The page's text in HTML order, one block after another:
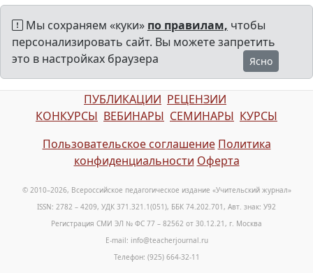
Мы сохраняем «куки» по правилам, чтобы
персонализировать сайт. Вы можете запретить
это в настройках браузера
Ясно
ПУБЛИКАЦИИ РЕЦЕНЗИИ
КОНКУРСЫ ВЕБИНАРЫ СЕМИНАРЫ КУРСЫ
Пользовательское соглашение Политика
конфиденциальности Оферта
© 2010–2026, Всероссийское педагогическое издание «Учительский журнал»
ISSN: 2782 – 4209, УДК 371.321.1(051), ББК 74.202.701, Авт. знак: У92
Регистрация СМИ ЭЛ № ФС 77 – 82562 от 30.12.21, г. Москва
E-mail: info@teacherjournal.ru
Телефон: (925) 664-32-11